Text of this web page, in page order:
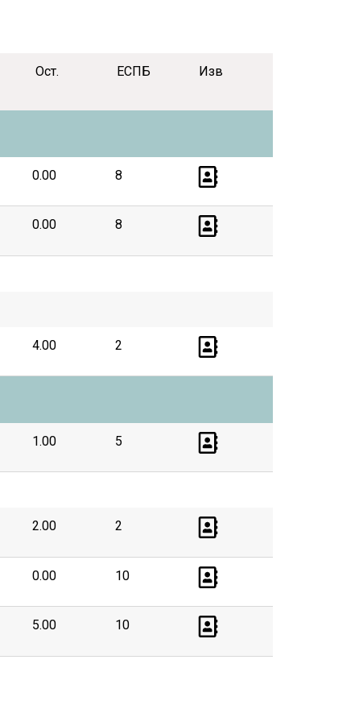
Ост. ЕСПБ Изв
0.00 8
0.00 8
4.00 2
1.00 5
2.00 2
0.00 10
5.00 10